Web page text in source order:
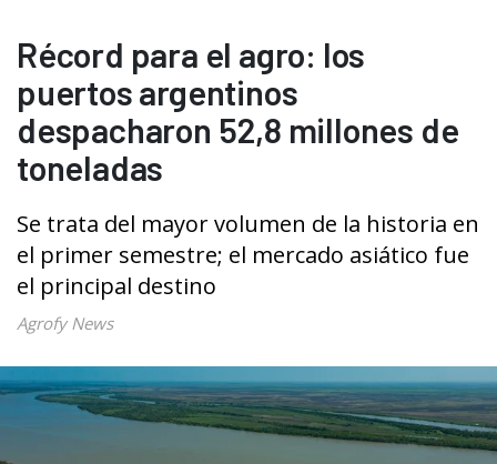
Récord para el agro: los
puertos argentinos
despacharon 52,8 millones de
toneladas
Se trata del mayor volumen de la historia en
el primer semestre; el mercado asiático fue
el principal destino
Agrofy News